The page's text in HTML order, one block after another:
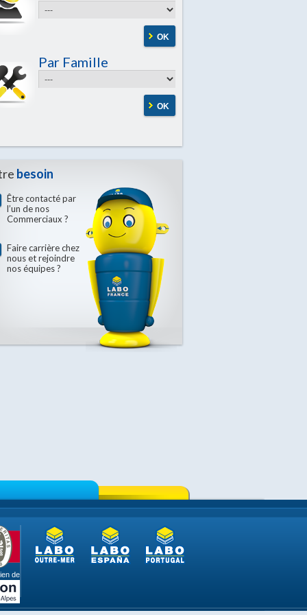
OK
Par Famille
OK
besoin
Être contacté par
l’un de nos
Commerciaux ?
Faire carrière chez
nous et rejoindre
nos équipes ?
de